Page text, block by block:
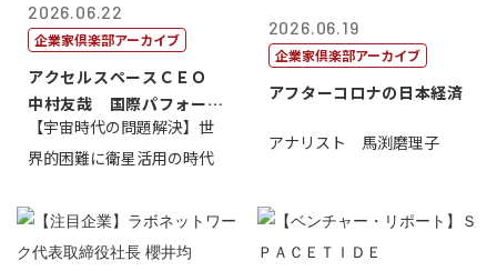
2026.06.22
企業家倶楽部アーカイブ
アクセルスペースＣＥＯ
中村友哉 国際パフォーマ
ンス研究所代...
【宇宙時代の問題解決】世
界的困難に衛星活用の時代
2026.06.19
企業家倶楽部アーカイブ
アフターコロナの日本経済
アナリスト 馬渕磨理子